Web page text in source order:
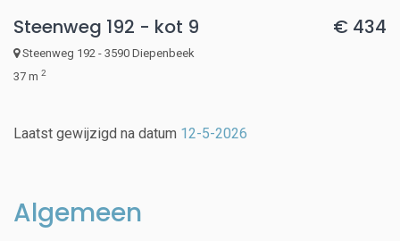
Steenweg 192 - kot 9
Steenweg 192 - 3590 Diepenbeek
37 m 2
€ 434
Laatst gewijzigd na datum 12-5-2026
Algemeen